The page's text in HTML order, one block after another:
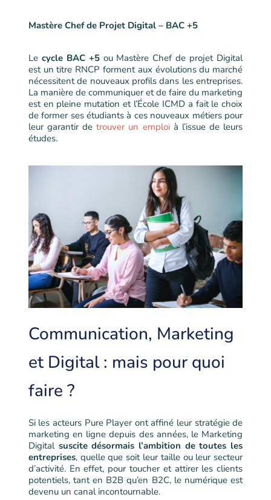
Mastère Chef de Projet Digital – BAC +5
Le cycle BAC +5ou Mastère Chef de projet Digital
est un titre RNCP forment aux évolutions du marché
nécessitent de nouveaux profils dans les entreprises.
La manière de communiquer et de faire du marketing
est en pleine mutation et l’École ICMD a fait le choix
de former ses étudiants à ces nouveaux métiers pour
leur garantir detrouver un emploi à l’issue de leurs
études.
Communication, Marketing
et Digital : mais pour quoi
faire ?
Si les acteurs Pure Player ont affiné leur stratégie de
marketing en ligne depuis des années, le Marketing
Digital suscite désormais l’ambition de toutes les
entreprises, quelle que soit leur taille ou leur secteur
d’activité. En effet, pour toucher et attirer les clients
potentiels, tant en B2B qu’en B2C, le numérique est
devenu un canal incontournable.